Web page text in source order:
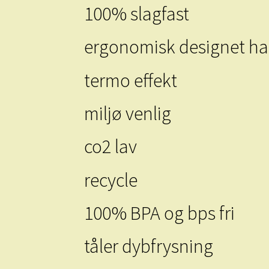
100% slagfast
ergonomisk designet
termo effekt
miljø venlig
co2 lav
recycle
100% BPA og bps fri
tåler dybfrysning